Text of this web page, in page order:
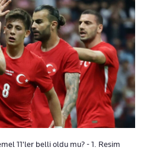
11'ler belli oldu mu? - 1. Resim